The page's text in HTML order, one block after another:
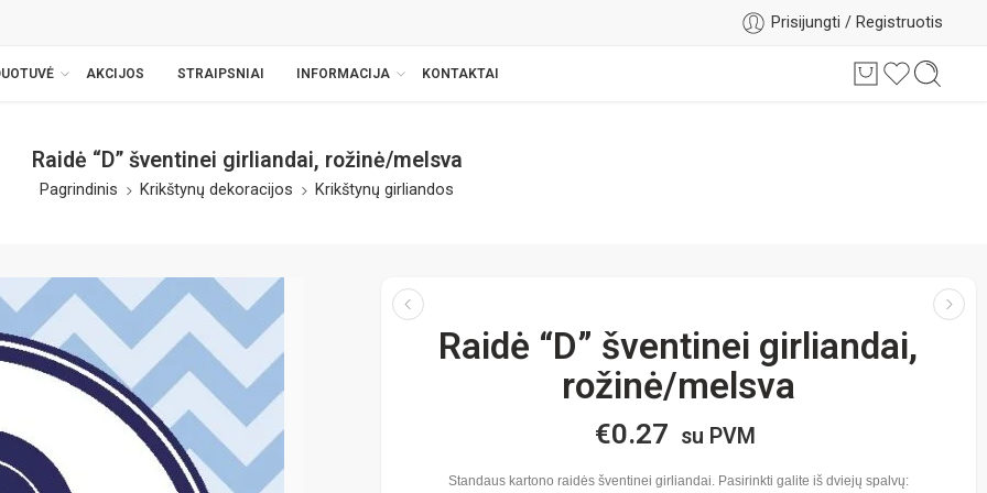
Prisijungti / Registruotis
AKCIJOS STRAIPSNIAI INFORMACIJA KONTAKTAI
Raidė “D” šventinei girliandai, rožinė/melsva
Pagrindinis Krikštynų dekoracijos Krikštynų girliandos
Raidė “D” šventinei girliandai,
rožinė/melsva
€0.27 su PVM
Standaus kartono raidės šventinei girliandai. Pasirinkti galite iš dviejų spalvų: